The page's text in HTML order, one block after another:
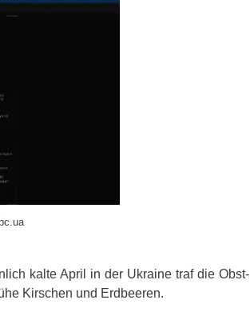
kalte April in der Ukraine traf die Obst-
Kirschen und Erdbeeren.